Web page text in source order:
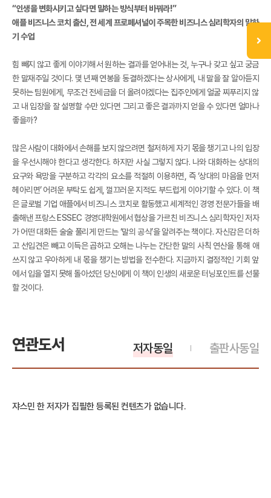
“인생을 변화시키고 싶다면 말하는 방식부터 바꿔라!”
애플 비즈니스 코치 출신, 전 세계 프로페셔널이 주목한 비즈니스 심리학자의 말하
기 수업
힘 빼지 않고 좋게 이야기해서 원하는 결과를 얻어내는 것, 누구나 갖고 싶고 궁금
한 말재주일 것이다. 몇 년째 연봉을 동결하겠다는 상사에게, 내 말을 잘 알아듣지
못하는 팀원에게, 무조건 전세금을 더 올려야겠다는 집주인에게 얼굴 찌푸리지 않
고 내 입장을 잘 설명할 수만 있다면 그리고 좋은 결과까지 얻을 수 있다면 얼마나
좋을까?
많은 사람이 대화에서 손해를 보지 않으려면 철저하게 자기 몫을 챙기고 나의 입장
을 우선시해야 한다고 생각한다. 하지만 사실 그렇지 않다. 나와 대화하는 상대의
요구와 욕망을 구분하고 각각의 요소를 적절히 이용하면, 즉 ‘상대의 마음을 먼저
헤아리면’ 어려운 부탁도 쉽게, 껄끄러운 지적도 부드럽게 이야기할 수 있다. 이 책
은 글로벌 기업 애플에서 비즈니스 코치로 활동했고 세계적인 경영 전문가들을 배
출해낸 프랑스 ESSEC 경영대학원에서 협상을 가르친 비즈니스 심리학자인 저자
가 어떤 대화든 술술 풀리게 만드는 ‘말의 공식’을 알려주는 책이다. 자신감은 더하
고 선입견은 빼고 이득은 곱하고 오해는 나누는 간단한 말의 사칙 연산을 통해 애
쓰지 않고 우아하게 내 몫을 챙기는 방법을 전수한다. 지금까지 결정적인 기회 앞
에서 입을 열지 못해 돌아섰던 당신에게 이 책이 인생의 새로운 터닝포인트를 선물
할 것이다.
연관도서 출판사동일
저자동일
쟈스민 한 저자가 집필한 등록된 컨텐츠가 없습니다.